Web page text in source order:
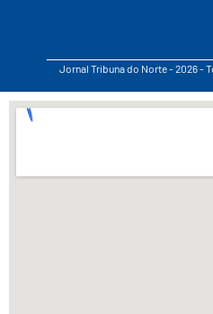
Jornal Tribuna do Norte - 2026 -